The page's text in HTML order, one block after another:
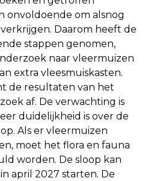
onvoldoende om alsnog
Daarom heeft de
stappen genomen,
naar vleermuizen
extra vleesmuiskasten.
de resultaten van het
af. De verwachting is
duidelijkheid is over de
Als er vleermuizen
moet het flora en fauna
worden. De sloop kan
april 2027 starten. De